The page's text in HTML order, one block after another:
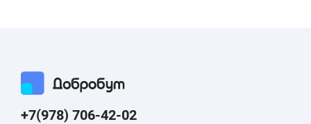
+7(978) 706-42-02